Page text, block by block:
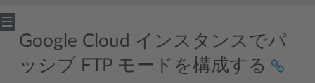
Google Cloud インスタンスでパ
ッシブ FTP モードを構成する